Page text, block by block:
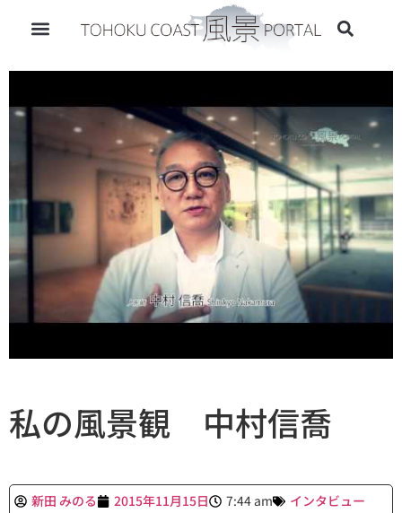
私の風景観 中村信喬
新田 みのる 2015年11月15日 7:44 am
インタビュー